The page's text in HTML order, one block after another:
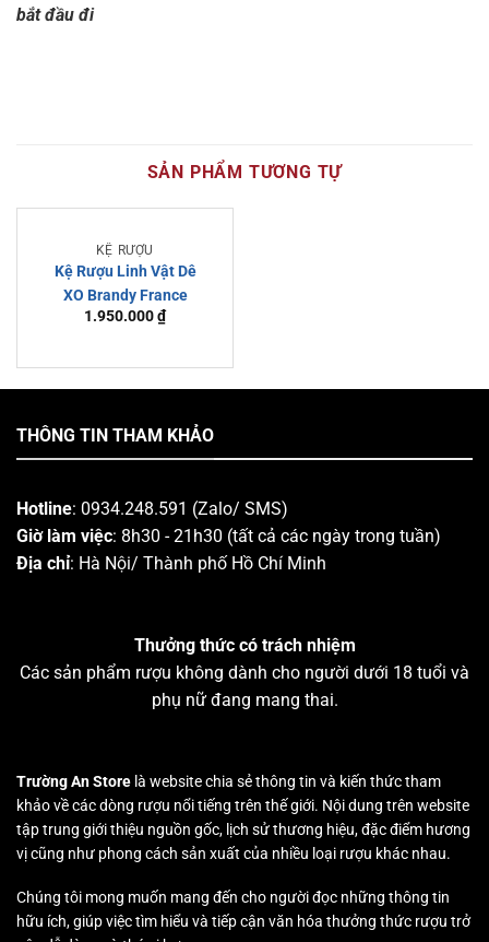
bắt đầu đi
SẢN PHẨM TƯƠNG TỰ
KỆ RƯỢU
Kệ Rượu Linh Vật Dê
XO Brandy France
1.950.000₫
THÔNG TIN THAM KHẢO
Hotline: 0934.248.591 (Zalo/ SMS)
Giờ làm việc: 8h30 - 21h30 (tất cả các ngày trong tuần)
Địa chỉ: Hà Nội/ Thành phố Hồ Chí Minh
Thưởng thức có trách nhiệm
Các sản phẩm rượu không dành cho người dưới 18 tuổi và
phụ nữ đang mang thai.
Trường An Store là website chia sẻ thông tin và kiến thức tham
khảo về các dòng rượu nổi tiếng trên thế giới. Nội dung trên website
tập trung giới thiệu nguồn gốc, lịch sử thương hiệu, đặc điểm hương
vị cũng như phong cách sản xuất của nhiều loại rượu khác nhau.
Chúng tôi mong muốn mang đến cho người đọc những thông tin
hữu ích, giúp việc tìm hiểu và tiếp cận văn hóa thưởng thức rượu trở